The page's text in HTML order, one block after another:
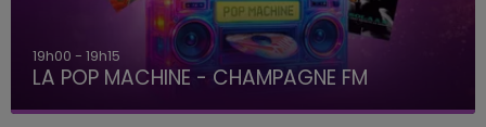
19h00 - 19h15
LA POP MACHINE - CHAMPAGNE FM